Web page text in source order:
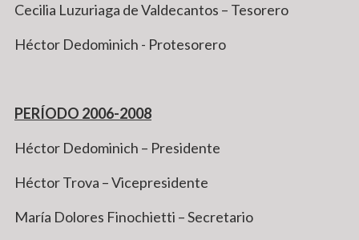
Cecilia Luzuriaga de Valdecantos – Tesorero
Héctor Dedominich - Protesorero
PERÍODO 2006-2008
Héctor Dedominich – Presidente
Héctor Trova – Vicepresidente
María Dolores Finochietti – Secretario